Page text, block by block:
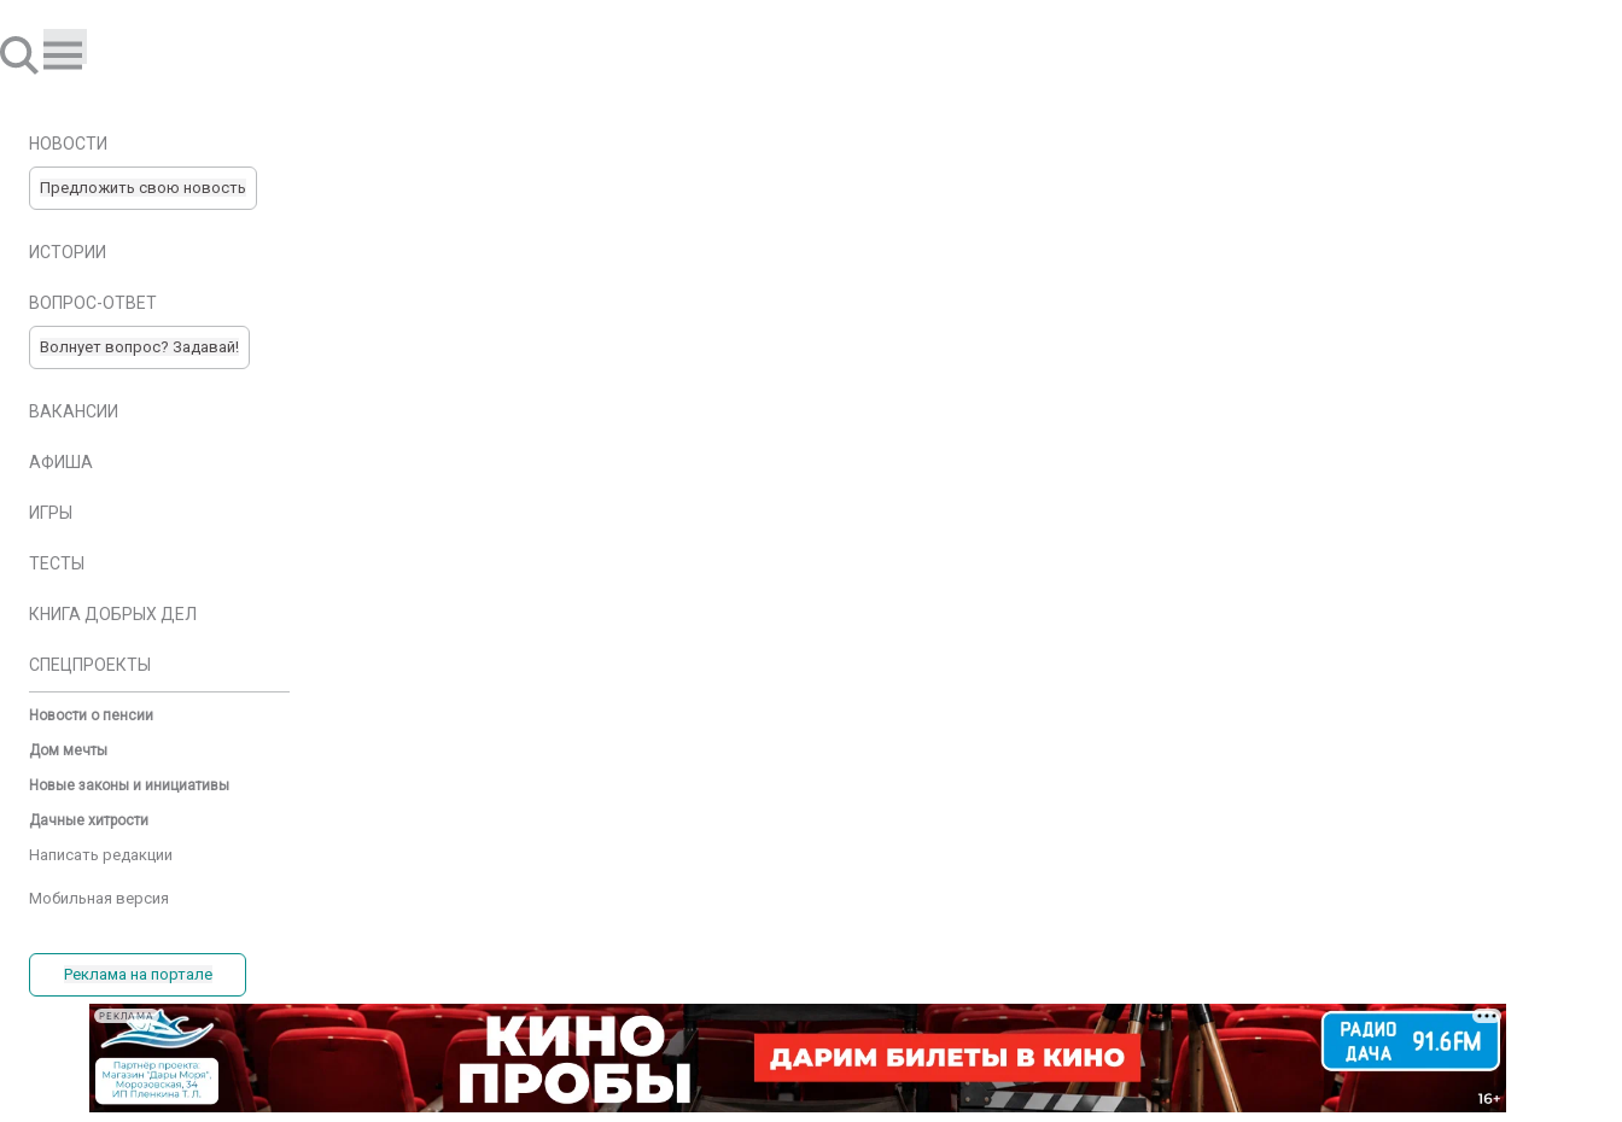
НОВОСТИ
Предложить свою новость
ИСТОРИИ
ВОПРОС-ОТВЕТ
Волнует вопрос? Задавай!
ВАКАНСИИ
АФИША
ИГРЫ
ТЕСТЫ
КНИГА ДОБРЫХ ДЕЛ
СПЕЦПРОЕКТЫ
Новости о пенсии
Дом мечты
Новые законы и инициативы
Дачные хитрости
Написать редакции
Мобильная версия
Реклама на портале
РЕКЛАМА